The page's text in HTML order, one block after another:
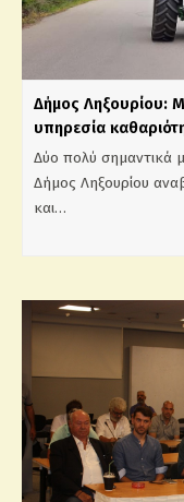
Δήμος Ληξουρίου:
υπηρεσία
Δύο πολύ σημαντικά
Δήμος Ληξουρίου
και…